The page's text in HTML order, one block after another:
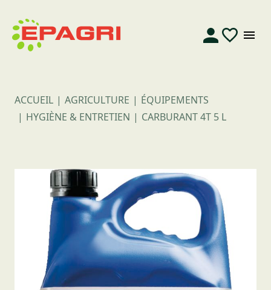
ACCUEIL AGRICULTURE
ÉQUIPEMENTS
HYGIÈNE & ENTRETIEN
CARBURANT 4T 5 L